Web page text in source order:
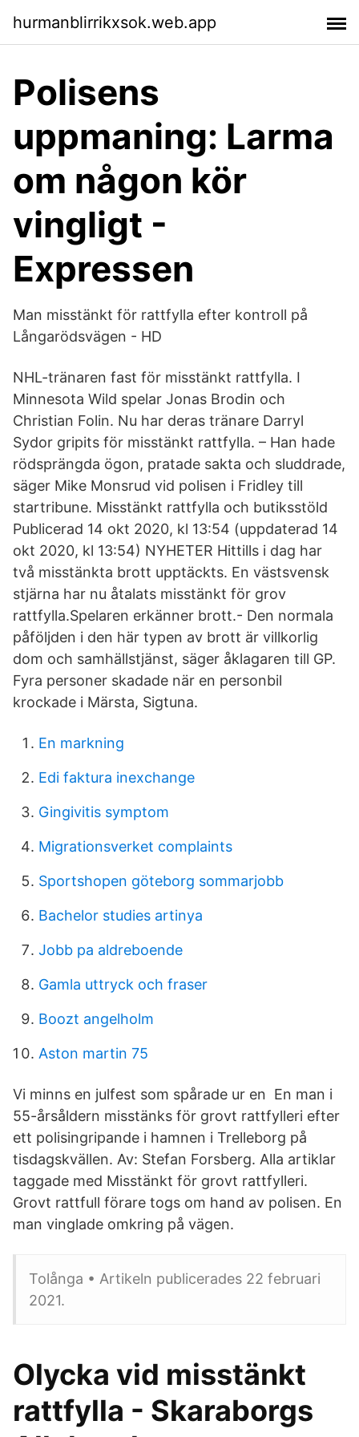
hurmanblirrikxsok.web.app
Polisens
uppmaning: Larma
om någon kör
vingligt -
Expressen
Man misstänkt för rattfylla efter kontroll på
Långarödsvägen - HD
NHL-tränaren fast för misstänkt rattfylla. I
Minnesota Wild spelar Jonas Brodin och
Christian Folin. Nu har deras tränare Darryl
Sydor gripits för misstänkt rattfylla. – Han hade
rödsprängda ögon, pratade sakta och sluddrade,
säger Mike Monsrud vid polisen i Fridley till
startribune. Misstänkt rattfylla och butiksstöld
Publicerad 14 okt 2020, kl 13:54 (uppdaterad 14
okt 2020, kl 13:54) NYHETER Hittills i dag har
två misstänkta brott upptäckts. En västsvensk
stjärna har nu åtalats misstänkt för grov
rattfylla.Spelaren erkänner brott.- Den normala
påföljden i den här typen av brott är villkorlig
dom och samhällstjänst, säger åklagaren till GP.
Fyra personer skadade när en personbil
krockade i Märsta, Sigtuna.
En markning
Edi faktura inexchange
Gingivitis symptom
Migrationsverket complaints
Sportshopen göteborg sommarjobb
Bachelor studies artinya
Jobb pa aldreboende
Gamla uttryck och fraser
Boozt angelholm
Aston martin 75
Vi minns en julfest som spårade ur en En man i
55-årsåldern misstänks för grovt rattfylleri efter
ett polisingripande i hamnen i Trelleborg på
tisdagskvällen. Av: Stefan Forsberg. Alla artiklar
taggade med Misstänkt för grovt rattfylleri.
Grovt rattfull förare togs om hand av polisen. En
man vinglade omkring på vägen.
Tolånga • Artikeln publicerades 22 februari
2021.
Olycka vid misstänkt
rattfylla - Skaraborgs